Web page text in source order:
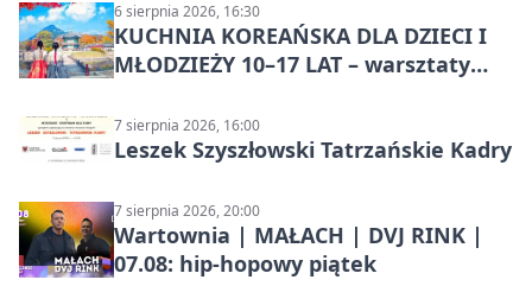
6 sierpnia 2026, 16:30
KUCHNIA KOREAŃSKA DLA DZIECI I
MŁODZIEŻY 10–17 LAT – warsztaty
7 sierpnia 2026, 16:00
Leszek Szyszłowski Tatrzańskie Kadry
7 sierpnia 2026, 20:00
Wartownia | MAŁACH | DVJ RINK |
07.08: hip-hopowy piątek